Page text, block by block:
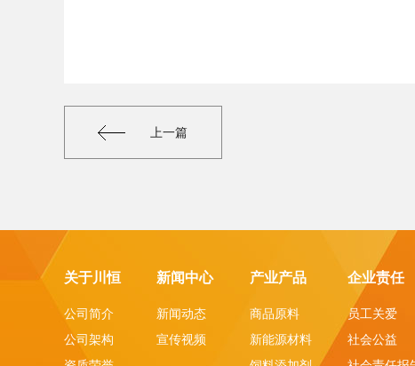
上一篇
关于川恒
公司简介
公司架构
新闻中心
新闻动态
宣传视频
产业产品
商品原料
新能源材料
企业责任
员工关爱
社会公益